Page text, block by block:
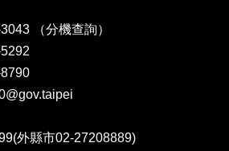
（分機查詢）
外縣市02-27208889)